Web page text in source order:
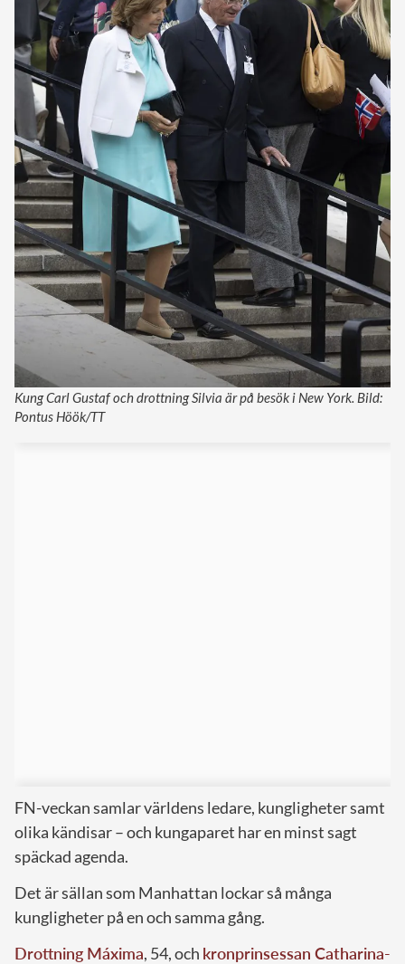
Kung Carl Gustaf och drottning Silvia är på besök i New York. Bild:
Pontus Höök/TT
FN-veckan samlar världens ledare, kungligheter samt
olika kändisar – och kungaparet har en minst sagt
späckad agenda.
Det är sällan som Manhattan lockar så många
kungligheter på en och samma gång.
Drottning Máxima, 54, och kronprinsessan Catharina-